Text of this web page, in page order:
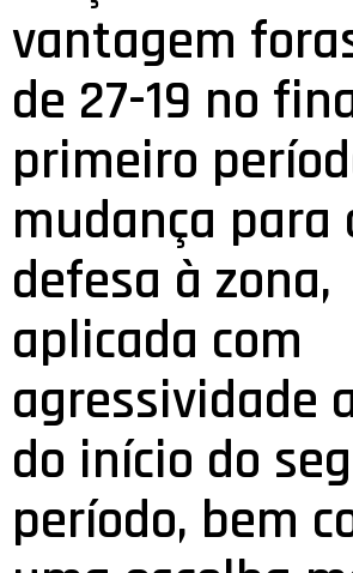
vantagem
de 27-19 no
primeiro
mudança para
defesa à zona,
aplicada com
agressividade
do início do
período, bem